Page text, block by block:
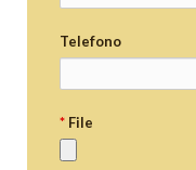
Telefono
* File